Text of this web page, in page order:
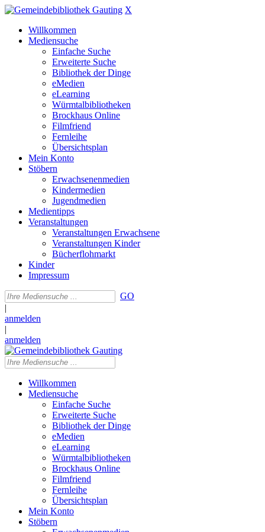
X
Willkommen
Mediensuche
Einfache Suche
Erweiterte Suche
Bibliothek der Dinge
eMedien
eLearning
Würmtalbibliotheken
Brockhaus Online
Filmfriend
Fernleihe
Übersichtsplan
Mein Konto
Stöbern
Erwachsenenmedien
Kindermedien
Jugendmedien
Medientipps
Veranstaltungen
Veranstaltungen Erwachsene
Veranstaltungen Kinder
Bücherflohmarkt
Kinder
Impressum
GO
|
anmelden
|
anmelden
Willkommen
Mediensuche
Einfache Suche
Erweiterte Suche
Bibliothek der Dinge
eMedien
eLearning
Würmtalbibliotheken
Brockhaus Online
Filmfriend
Fernleihe
Übersichtsplan
Mein Konto
Stöbern